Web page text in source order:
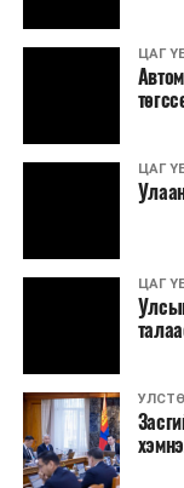
үргэлжилнэ гэж
Мөн бүх шатны
салбар бүрдээ
нөхөн томилгоо
хамт олны
байгуулахгүй
сургалтыг
хаагчдыг зарим
хэмжээг
Төсвийн
байдал
хязгаарлалтыг
ЦАГ
ЦАГ
ЦАГ